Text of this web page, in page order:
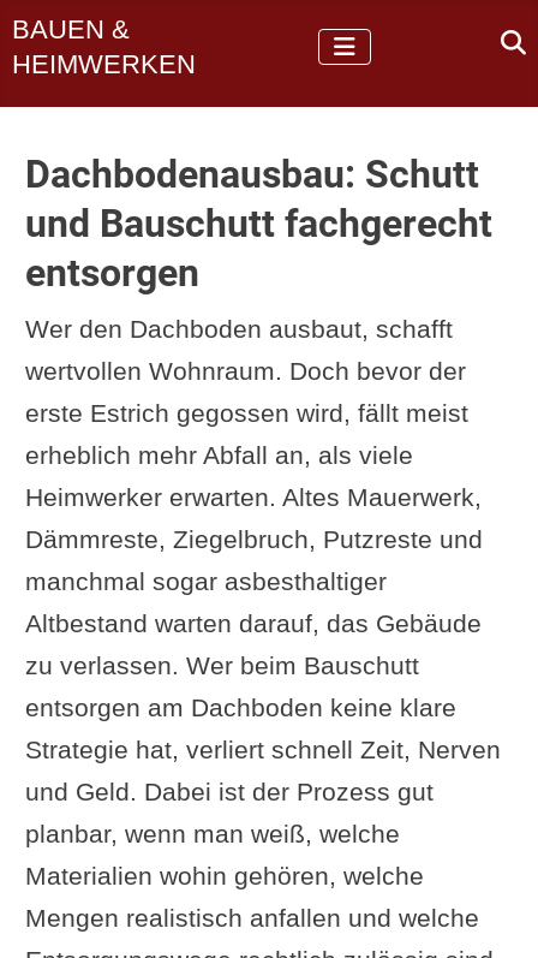
BAUEN &
HEIMWERKEN
Dachbodenausbau: Schutt
und Bauschutt fachgerecht
entsorgen
Wer den Dachboden ausbaut, schafft
wertvollen Wohnraum. Doch bevor der
erste Estrich gegossen wird, fällt meist
erheblich mehr Abfall an, als viele
Heimwerker erwarten. Altes Mauerwerk,
Dämmreste, Ziegelbruch, Putzreste und
manchmal sogar asbesthaltiger
Altbestand warten darauf, das Gebäude
zu verlassen. Wer beim Bauschutt
entsorgen am Dachboden keine klare
Strategie hat, verliert schnell Zeit, Nerven
und Geld. Dabei ist der Prozess gut
planbar, wenn man weiß, welche
Materialien wohin gehören, welche
Mengen realistisch anfallen und welche